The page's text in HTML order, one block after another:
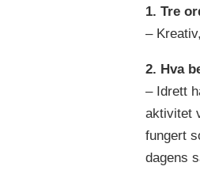
1. Tre
–
2. Hva
– Idrett
aktivitet
fungert
dagens